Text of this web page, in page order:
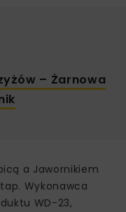
– Żarnowa
a Jawornikiem
Wykonawca
WD-23,